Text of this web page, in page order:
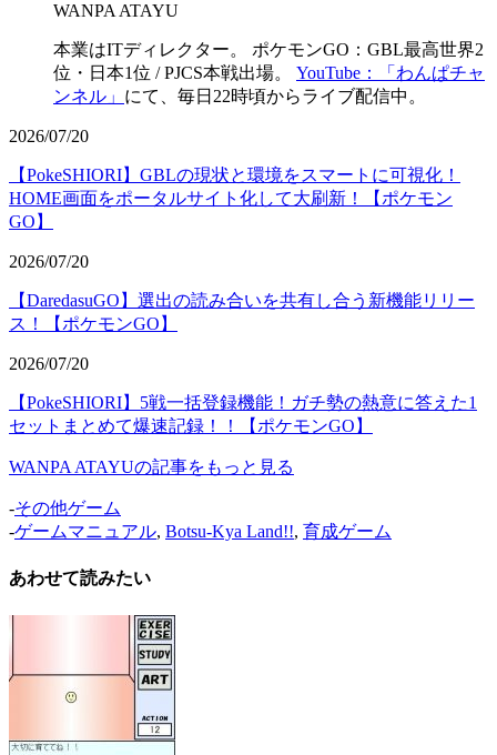
WANPA ATAYU
本業はITディレクター。 ポケモンGO：GBL最高世界2
位・日本1位 / PJCS本戦出場。 YouTube：「わんぱチャ
ンネル」 にて、毎日22時頃からライブ配信中。
2026/07/20
【PokeSHIORI】GBLの現状と環境をスマートに可視化！
HOME画面をポータルサイト化して大刷新！【ポケモン
GO】
2026/07/20
【DaredasuGO】選出の読み合いを共有し合う新機能リリー
ス！【ポケモンGO】
2026/07/20
【PokeSHIORI】5戦一括登録機能！ガチ勢の熱意に答えた1
セットまとめて爆速記録！！【ポケモンGO】
WANPA ATAYUの記事をもっと見る
-その他ゲーム
-ゲームマニュアル, Botsu-Kya Land!!, 育成ゲーム
あわせて読みたい